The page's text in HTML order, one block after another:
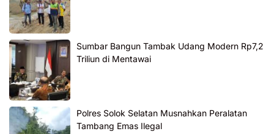
Sumbar Bangun Tambak Udang Modern Rp7,2
Triliun di Mentawai
Polres Solok Selatan Musnahkan Peralatan
Tambang Emas Ilegal